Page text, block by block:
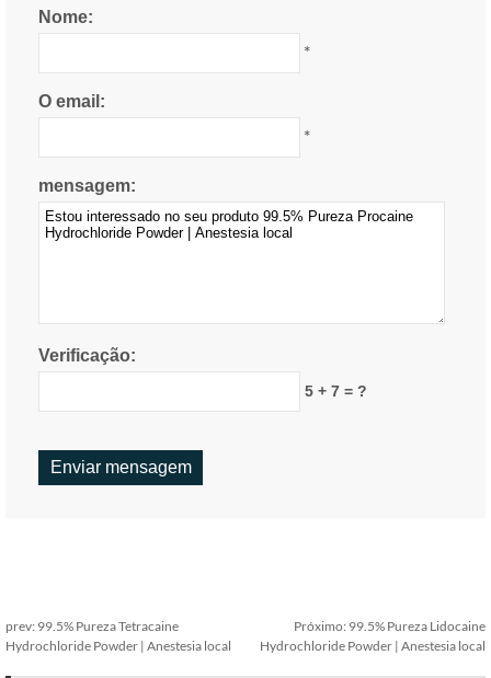
Nome:
*
O email:
*
mensagem:
Verificação:
5 + 7 = ?
prev: 99.5% Pureza Tetracaine
Hydrochloride Powder | Anestesia local
Próximo: 99.5% Pureza Lidocaine
Hydrochloride Powder | Anestesia local